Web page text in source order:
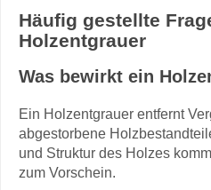
Häufig gestellte
Holzentgrauer
Was bewirkt ein
Ein Holzentgrauer entfernt
abgestorbene
und Struktur des Holzes
zum Vorschein.